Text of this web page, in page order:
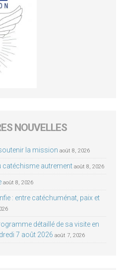
NOUVELLES
la mission août 8, 2026
catéchisme autrement août 8, 2026
août 8, 2026
: entre catéchuménat, paix et
détaillé de sa visite en
7 août 2026 août 7, 2026